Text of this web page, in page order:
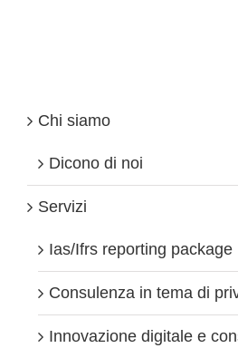
Chi siamo
Dicono di noi
Servizi
Ias/Ifrs reporting package
Consulenza in tema di
Innovazione digitale e